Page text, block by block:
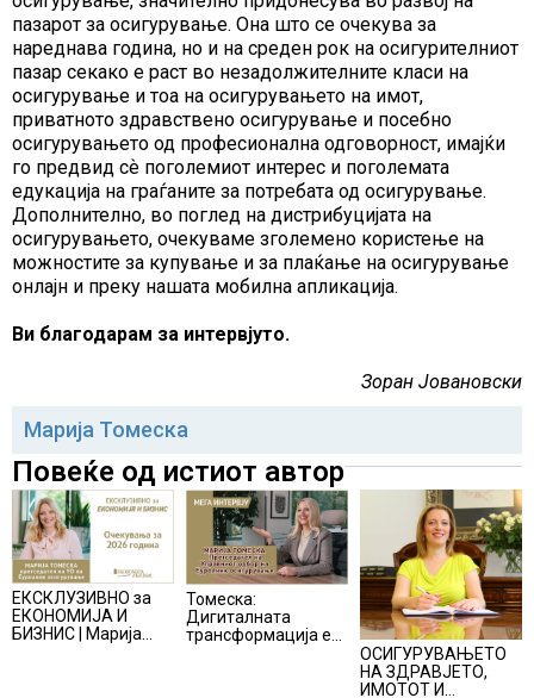
пазарот за осигурување. Она што се очекува за
нареднава година, но и на среден рок на осигурителниот
пазар секако е раст во незадолжителните класи на
осигурување и тоа на осигурувањето на имот,
приватното здравствено осигурување и посебно
осигурувањето од професионална одговорност, имајќи
го предвид сѐ поголемиот интерес и поголемата
едукација на граѓаните за потребата од осигурување.
Дополнително, во поглед на дистрибуцијата на
осигурувањето, очекуваме зголемено користење на
можностите за купување и за плаќање на осигурување
онлајн и преку нашата мобилна апликација.
Ви благодарам за интервјуто.
Зоран Јовановски
Марија Томеска
Повеќе од истиот автор
ЕКСКЛУЗИВНО за
ЕКОНОМИЈА И
БИЗНИС | Марија
Томеска:
Дигиталната
трансформација е
ОСИГУРУВАЊЕТО
НА ЗДРАВЈЕТО,
ИМОТОТ И